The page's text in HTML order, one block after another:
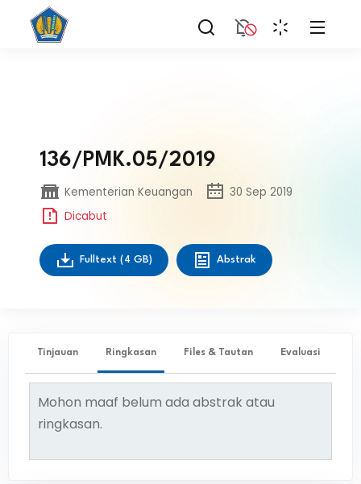
136/PMK.05/2019
Kementerian Keuangan
30 Sep 2019
Dicabut
Fulltext (4 GB) Abstrak
Tinjauan Ringkasan Files & Tautan Evaluasi
Mohon maaf belum ada abstrak atau
ringkasan.